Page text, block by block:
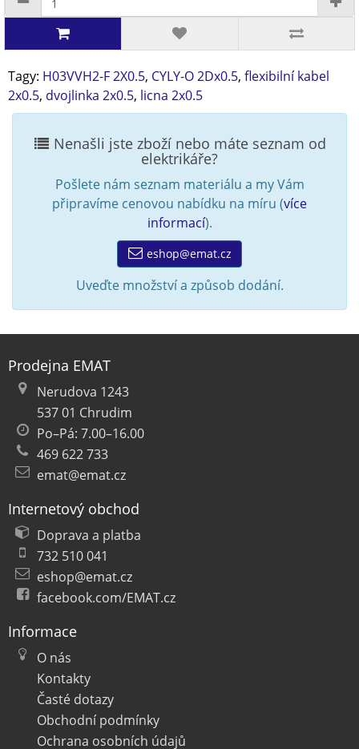
Tagy: H03VVH2-F 2X0.5, CYLY-O 2Dx0.5, flexibilní kabel
2x0.5, dvojlinka 2x0.5, licna 2x0.5
Nenašli jste zboží nebo máte seznam od
elektrikáře?
Pošlete nám seznam materiálu a my Vám
připravíme cenovou nabídku na míru (více
informací).
eshop@emat.cz
Uveďte množství a způsob dodání.
Prodejna EMAT
Nerudova 1243
537 01 Chrudim
Po–Pá: 7.00–16.00
469 622 733
emat@emat.cz
Internetový obchod
Doprava a platba
732 510 041
eshop@emat.cz
facebook.com/EMAT.cz
Informace
O nás
Kontakty
Časté dotazy
Obchodní podmínky
Ochrana osobních údajů